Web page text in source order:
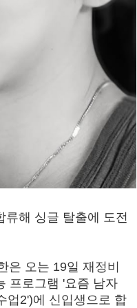
류해 싱글 탈출에 도전
은 오는 19일 재정비
프로그램 '요즘 남자
업2')에 신입생으로 합